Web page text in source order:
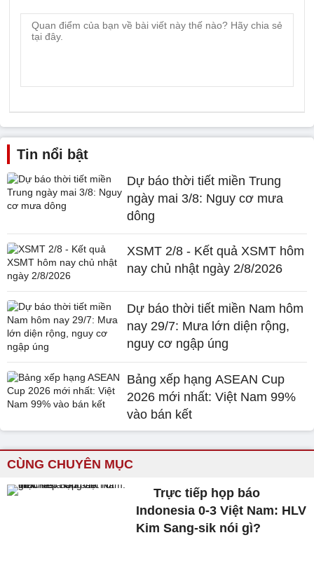
Tin nổi bật
Dự báo thời tiết miền Trung
ngày mai 3/8: Nguy cơ mưa
dông
XSMT 2/8 - Kết quả XSMT hôm
nay chủ nhật ngày 2/8/2026
Dự báo thời tiết miền Nam hôm
nay 29/7: Mưa lớn diện rộng,
nguy cơ ngập úng
Bảng xếp hạng ASEAN Cup
2026 mới nhất: Việt Nam 99%
vào bán kết
CÙNG CHUYÊN MỤC
Trực tiếp họp báo
Indonesia 0-3 Việt Nam: HLV
Kim Sang-sik nói gì?